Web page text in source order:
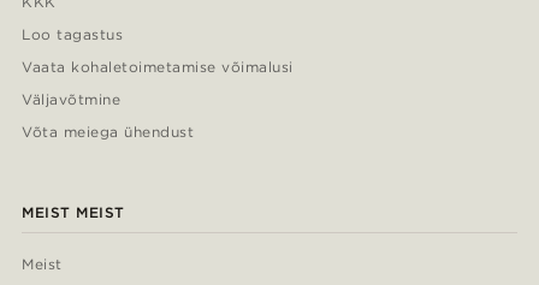
Loo tagastus
Vaata kohaletoimetamise võimalusi
Väljavõtmine
Võta meiega ühendust
MEIST MEIST
Meist